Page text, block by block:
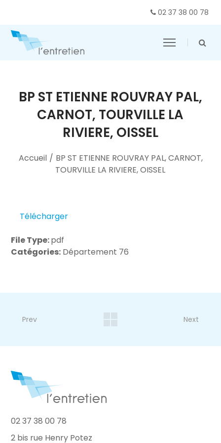
02 37 38 00 78
BP ST ETIENNE ROUVRAY PAL,
CARNOT, TOURVILLE LA
RIVIERE, OISSEL
Accueil / BP ST ETIENNE ROUVRAY PAL, CARNOT,
TOURVILLE LA RIVIERE, OISSEL
Télécharger
File Type:pdf
Catégories: Département 76
Prev Next
02 37 38 00 78
2 bis rue Henry Potez